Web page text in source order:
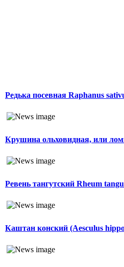
Редька посевная Raphanus
Крушина ольховидная, или
Ревень тангутский Rheum
Каштан конский (Aesculus